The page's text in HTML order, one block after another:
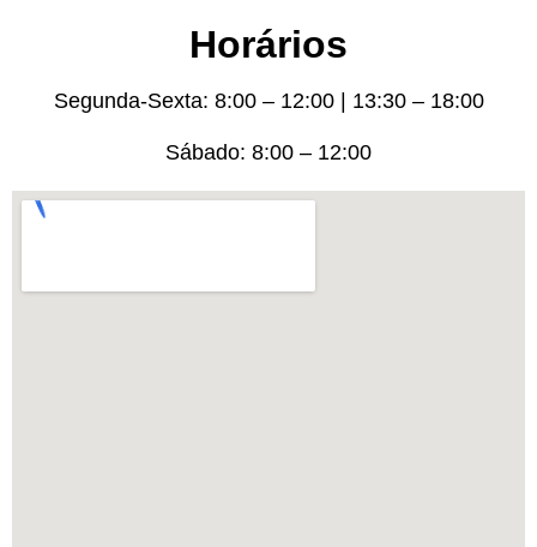
Horários
Segunda-Sexta: 8:00 – 12:00 | 13:30 – 18:00
Sábado: 8:00 – 12:00